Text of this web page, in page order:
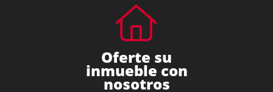
Oferte su
inmueble con
nosotros